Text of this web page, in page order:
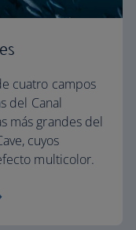
cuatro campos
del Canal
más grandes del
cuyos
multicolor.